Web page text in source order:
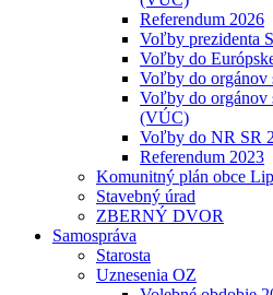
Referendum 2026
Voľby prezidenta
Voľby do
Voľby do orgánov
Voľby do orgánov
(VÚC)
Voľby do NR SR
Referendum 2023
Komunitný plán obce
Stavebný úrad
ZBERNÝ DVOR
Samospráva
Starosta
Uznesenia OZ